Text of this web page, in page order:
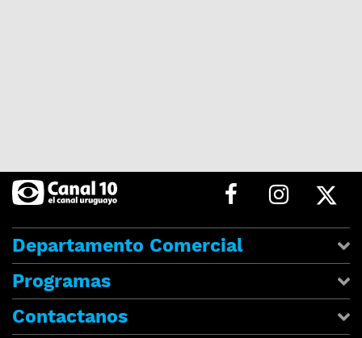
Departamento Comercial
Programas
Contactanos